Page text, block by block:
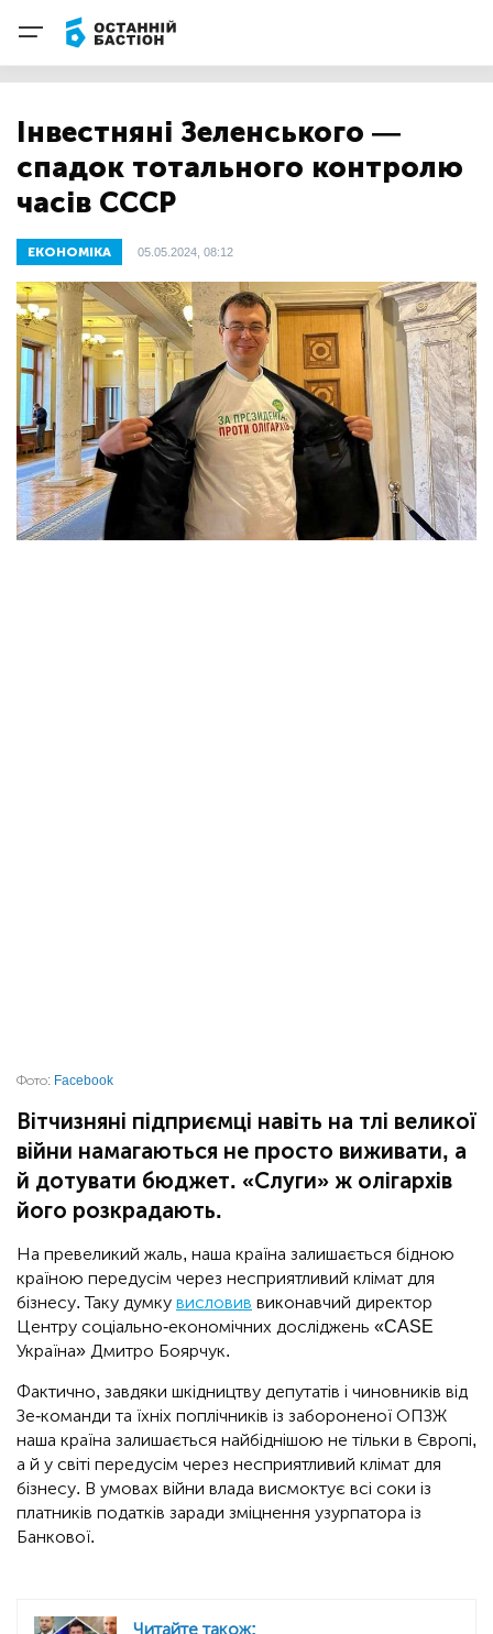
Інвестняні Зеленського —
спадок тотального контролю
часів СССР
ЕКОНОМІКА 05.05.2024, 08:12
Фото: Facebook
Вітчизняні підприємці навіть на тлі великої
війни намагаються не просто виживати, а
й дотувати бюджет. «Слуги» ж олігархів
його розкрадають.
На превеликий жаль, наша країна залишається бідною
країною передусім через несприятливий клімат для
бізнесу. Таку думку висловив виконавчий директор
Центру соціально-економічних досліджень «CASE
Україна» Дмитро Боярчук.
Фактично, завдяки шкідництву депутатів і чиновників від
Зе-команди та їхніх поплічників із забороненої ОПЗЖ
наша країна залишається найбіднішою не тільки в Європі,
а й у світі передусім через несприятливий клімат для
бізнесу. В умовах війни влада висмоктує всі соки із
платників податків заради зміцнення узурпатора із
Банкової.
Читайте також: